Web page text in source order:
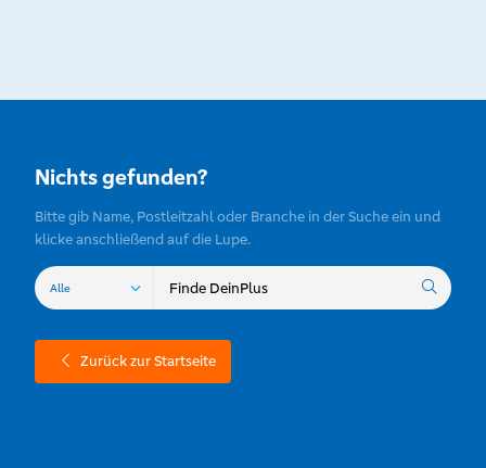
Nichts gefunden?
Bitte gib Name, Postleitzahl oder Branche in der Suche ein und
klicke anschließend auf die Lupe.
Zurück zur Startseite